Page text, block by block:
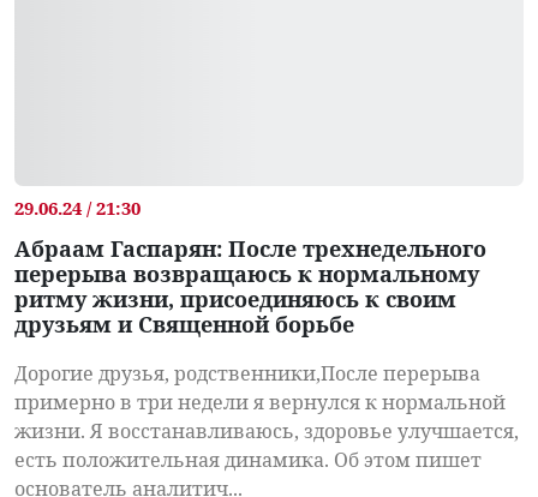
29.06.24 / 21:30
Абраам Гаспарян: После трехнедельного
перерыва возвращаюсь к нормальному
ритму жизни, присоединяюсь к своим
друзьям и Священной борьбе
Дорогие друзья, родственники,После перерыва
примерно в три недели я вернулся к нормальной
жизни. Я восстанавливаюсь, здоровье улучшается,
есть положительная динамика. Об этом пишет
основатель аналитич...